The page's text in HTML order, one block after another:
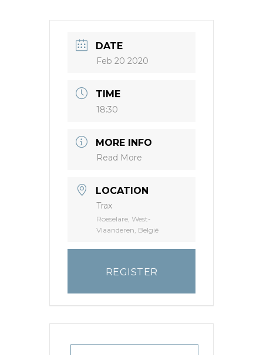
DATE
Feb 20 2020
TIME
18:30
MORE INFO
Read More
LOCATION
Trax
Roeselare, West-
Vlaanderen, België
REGISTER